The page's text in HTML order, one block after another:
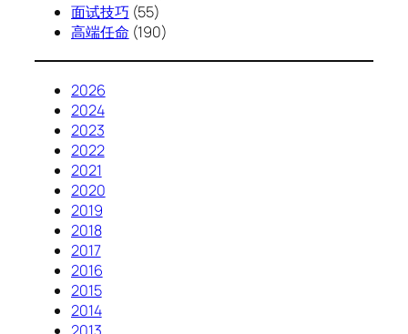
面试技巧 (55)
高端任命 (190)
2026
2024
2023
2022
2021
2020
2019
2018
2017
2016
2015
2014